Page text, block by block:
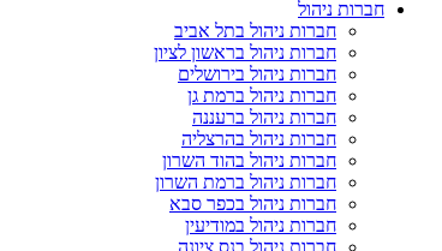
חברות ניהול
חברות ניהול בתל אביב
חברות ניהול בראשון לציון
חברות ניהול בירושלים
חברות ניהול ברמת גן
חברות ניהול ברעננה
חברות ניהול בהרצליה
חברות ניהול בהוד השרון
חברות ניהול ברמת השרון
חברות ניהול בכפר סבא
חברות ניהול במודיעין
חברות ניהול בנס ציונה